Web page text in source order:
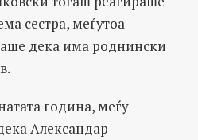
сестра, меѓутоа
дека има роднински
година, меѓу
Александар